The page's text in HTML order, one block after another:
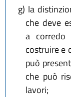
g) la
che deve
a corredo
costruire e
può
che può
lavori;